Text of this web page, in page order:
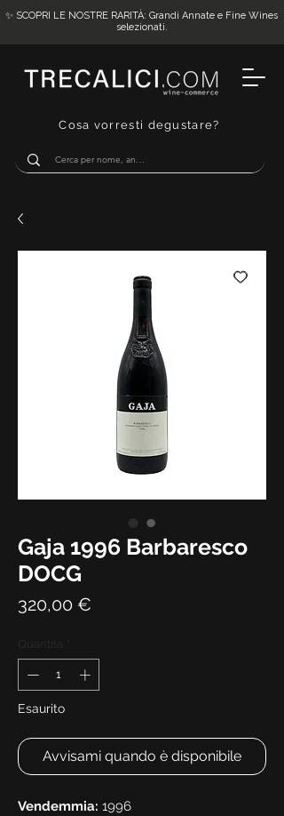
Cosa vorresti degustare?
✨ SCOPRI LE NOSTRE RARITÀ: Grandi Annate e Fine Wines
selezionati.
Gaja 1996 Barbaresco
DOCG
320,00 €
Esaurito
Avvisami quando è disponibile
Vendemmia: 1996